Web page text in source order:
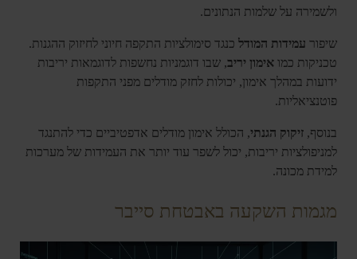
ולשמירה על שלמות הנתונים.
שיפור עמידות המודל כנגד סימולציות התקפה חיוני לחיזוק ההגנות.
טכניקות כמואימון יריב, שבו דוגמניות נחשפות לדוגמאות יריבות
ידועות במהלך אימון, יכולות לחזק מודלים מפני התקפות
פוטנציאליות.
בנוסף,זיקוק הגנתי, הכולל אימון מודלים אדפטיביים כדי להתנגד
למניפולציות יריבות, יכול לשפר עוד יותר את העמידות של מערכות
למידת מכונה.
מגמות השקעה באבטחת סייבר